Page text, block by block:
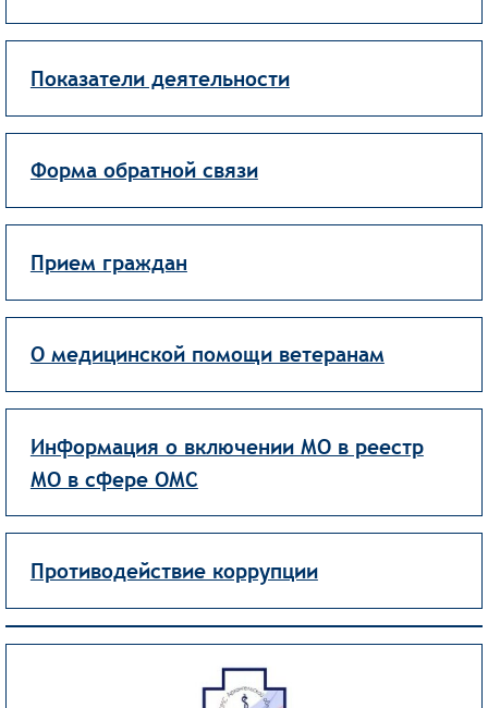
Показатели деятельности
Форма обратной связи
Прием граждан
О медицинской помощи ветеранам
Информация о включении МО в реестр
МО в сфере ОМС
Противодействие коррупции